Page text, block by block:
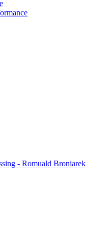
- Romuald Broniarek